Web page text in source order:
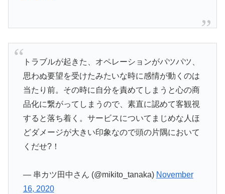
トラブルが起きた、オペレーションがパツパツ、
思わぬ要望を受けたみたいな時に感情が動くのは
当たり前。その時に自分を責めてしまうと心の商
品化に繋がってしまうので、素直に認めて客観視
すると落ち着く。サービスについてまじめな人ほ
どダメージが大きい印象なので頭の片隅において
くだせ?！
— 串カツ田中さん (@mikito_tanaka) November
16, 2020